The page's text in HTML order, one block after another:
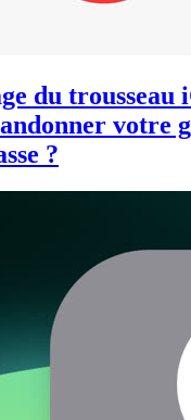
du trousseau
votre
?